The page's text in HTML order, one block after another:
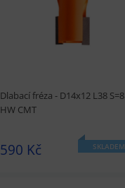
Dlabací fréza - D14x12 L38 S=8
HW CMT
590 Kč SKLADEM